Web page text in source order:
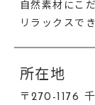
自然素材にこ
リラックスで
所在地
〒270-1176